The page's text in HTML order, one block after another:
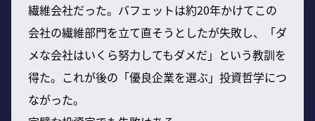
繊維会社だった。バフェットは約20年かけてこの
会社の繊維部門を立て直そうとしたが失敗し、「ダ
メな会社はいくら努力してもダメだ」という教訓を
得た。これが後の「優良企業を選ぶ」投資哲学につ
ながった。